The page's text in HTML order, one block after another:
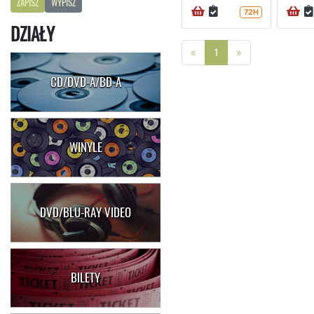
ZAPISZ WYPISZ
DZIAŁY
CD/DVD-A/BD-A
WINYLE
DVD/BLU-RAY VIDEO
BILETY
72H
« Poprzednia strona
1 »